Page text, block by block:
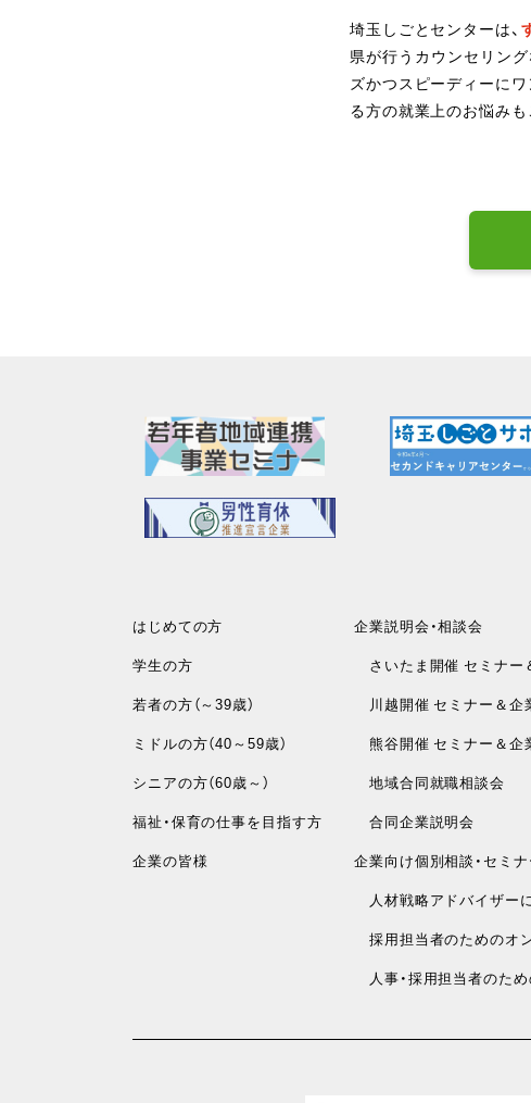
埼玉しごとセンターは、
県が行うカウンセリン
ズかつスピーディーに
る方の就業上のお悩みも
はじめての方
学生の方
若者の方（～39歳）
ミドルの方（40～59歳）
シニアの方（60歳～）
福祉・保育の仕事を目指す方
企業の皆様
企業説明会・相談会
さいたま開催 セミナー
川越開催 セミナー＆企
熊谷開催 セミナー＆企
地域合同就職相談会
合同企業説明会
企業向け個別相談・セミナ
人材戦略アドバイザー
採用担当者のためのオ
人事・採用担当者のため